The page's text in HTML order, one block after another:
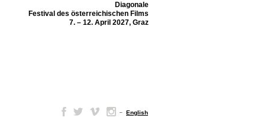
Diagonale
Festival des österreichischen Films
7. – 12. April 2027, Graz
– English